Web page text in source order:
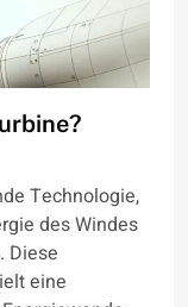
Technologie,
des Windes
Diese
eine